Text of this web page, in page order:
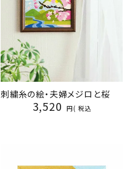
刺繍糸の絵・夫婦メジロと桜
3,520 税込